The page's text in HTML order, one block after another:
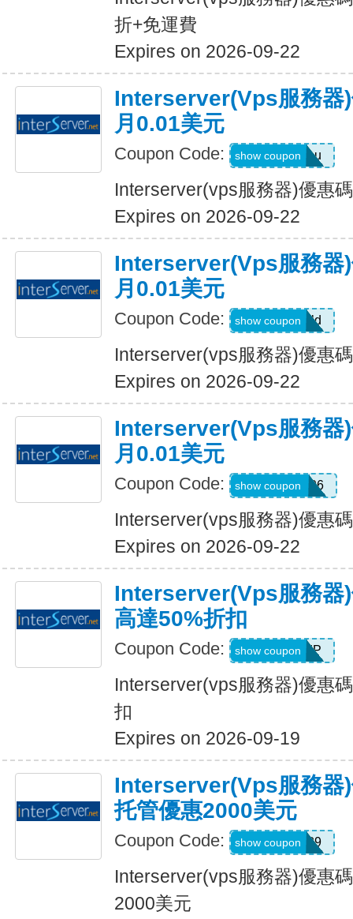
折+免運費
Expires on 2026-09-22
Interserver(vps服務器
月0.01美元
Coupon Code: LoveYou
show coupon
Interserver(vps服務器)優惠
Expires on 2026-09-22
Interserver(vps服務器
月0.01美元
Coupon Code: HelloWorld
show coupon
Interserver(vps服務器)優惠
Expires on 2026-09-22
Interserver(vps服務器
月0.01美元
Coupon Code: EnterServer06
show coupon
Interserver(vps服務器)優惠
Expires on 2026-09-22
Interserver(vps服務器
高達50%折扣
Coupon Code: INTERVIP
show coupon
Interserver(vps服務器)優惠
扣
Expires on 2026-09-19
Interserver(vps服務器
托管優惠2000美元
Coupon Code: CLOUD89
show coupon
Interserver(vps服務器)優惠
2000美元